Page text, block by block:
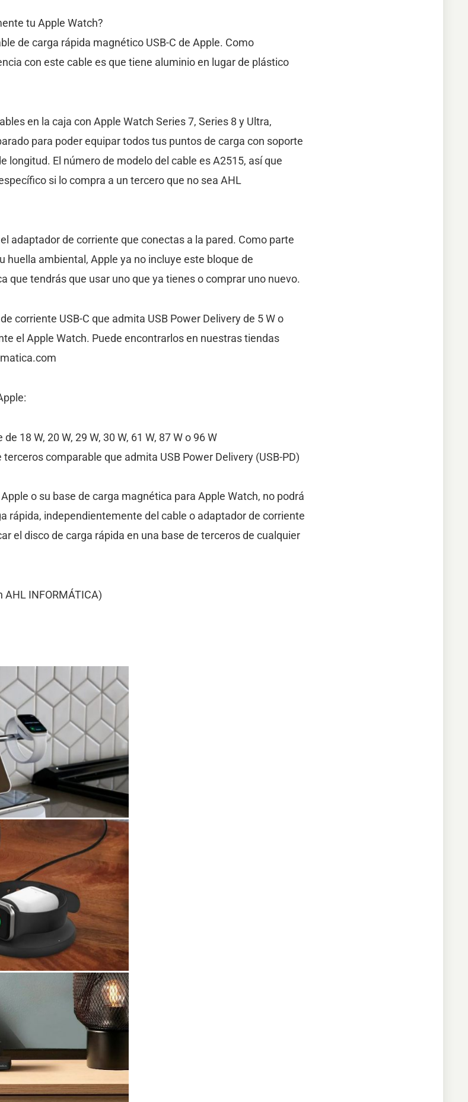
tu Apple Watch?
de carga rápida magnético USB-C de Apple. Como
con este cable es que tiene aluminio en lugar de plástico
en la caja con Apple Watch Series 7, Series 8 y Ultra,
para poder equipar todos tus puntos de carga con soporte
longitud. El número de modelo del cable es A2515, así que
si lo compra a un tercero que no sea AHL
adaptador de corriente que conectas a la pared. Como parte
huella ambiental, Apple ya no incluye este bloque de
que tendrás que usar uno que ya tienes o comprar uno nuevo.
corriente USB-C que admita USB Power Delivery de 5 W o
el Apple Watch. Puede encontrarlos en nuestras tiendas
18 W, 20 W, 29 W, 30 W, 61 W, 87 W o 96 W
comparable que admita USB Power Delivery (USB-PD)
o su base de carga magnética para Apple Watch, no podrá
rápida, independientemente del cable o adaptador de corriente
el disco de carga rápida en una base de terceros de cualquier
INFORMÁTICA)